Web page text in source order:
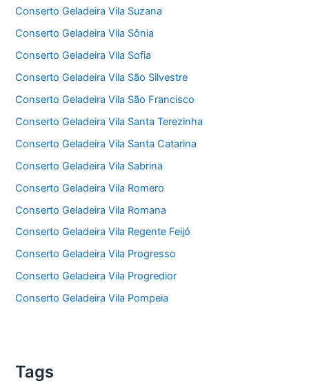
Conserto Geladeira Vila Suzana
Conserto Geladeira Vila Sônia
Conserto Geladeira Vila Sofia
Conserto Geladeira Vila São Silvestre
Conserto Geladeira Vila São Francisco
Conserto Geladeira Vila Santa Terezinha
Conserto Geladeira Vila Santa Catarina
Conserto Geladeira Vila Sabrina
Conserto Geladeira Vila Romero
Conserto Geladeira Vila Romana
Conserto Geladeira Vila Regente Feijó
Conserto Geladeira Vila Progresso
Conserto Geladeira Vila Progredior
Conserto Geladeira Vila Pompeia
Tags